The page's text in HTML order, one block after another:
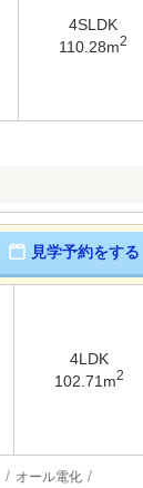
4SLDK
110.28m2
見学予約をする
4LDK
102.71m2
オール電化